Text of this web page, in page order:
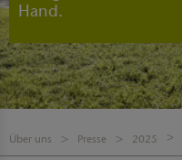
Hand.
Über uns Presse 2025